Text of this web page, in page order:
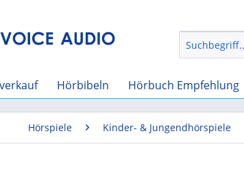
Hörbibeln Hörbuch Empfehlung
Hörspiele Kinder- & Jungendhörspiele